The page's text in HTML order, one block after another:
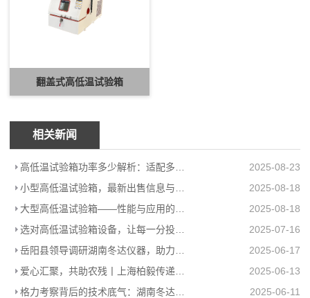
翻盖式高低温试验箱
相关新闻
2025-08-23
2025-08-18
2025-08-18
选对高低温试验箱设备，让每一分投入都值得
2025-07-16
2025-06-17
2025-06-13
格力考察背后的技术底气：湖南冬达高低温环境试验箱赋能工业检测
2025-06-11